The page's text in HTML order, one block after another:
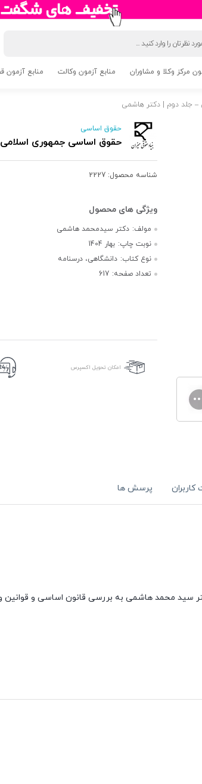
مرکز وکلا و مشاوران منابع آزمون وکالت منابع آزمون
– جلد دوم | دکتر هاشمی
حقوق اساسی
حقوق اساسی جمهوری
شناسه محصول: 2227
مولف: دکتر سیدمحمد هاشمی
نوبت چاپ: بهار 1404
نوع کتاب: دانشگاهی، درسنامه
تعداد صفحه: 617
امکان تحویل اکسپرس
کاربران پرسش ها
محمد هاشمی به بررسی قانون اساسی و قوانین و